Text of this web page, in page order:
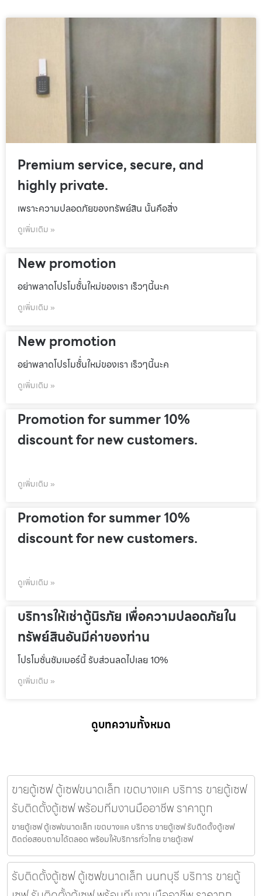
Premium service, secure, and
highly private.
เพราะความปลอดภัยของทรัพย์สิน นั้นคือสิ่ง
ดูเพิ่มเติม »
New promotion
อย่าพลาดโปรโมชั้่นใหม่ของเรา เร็วๆนี้นะค
ดูเพิ่มเติม »
New promotion
อย่าพลาดโปรโมชั้่นใหม่ของเรา เร็วๆนี้นะค
ดูเพิ่มเติม »
Promotion for summer 10%
discount for new customers.
ดูเพิ่มเติม »
Promotion for summer 10%
discount for new customers.
ดูเพิ่มเติม »
บริการให้เช่าตู้นิรภัย เพื่อความปลอดภัยใน
ทรัพย์สินอันมีค่าของท่าน
โปรโมชั่นชัมเมอร์นี้ รับส่วนลดไปเลย 10%
ดูเพิ่มเติม »
ดูบทความทั้งหมด
ขายตู้เซฟ ตู้เซฟขนาดเล็ก เขตบางแค บริการ ขายตู้เซฟ
รับติดตั้งตู้เซฟ พร้อมทีมงานมืออาชีพ ราคาถูก
ขายตู้เซฟ ตู้เซฟขนาดเล็ก เขตบางแค บริการ ขายตู้เซฟ รับติดตั้งตู้เซฟ
ติดต่อสอบถามได้ตลอด พร้อมให้บริการทั่วไทย ขายตู้เซฟ
รับติดตั้งตู้เซฟ ตู้เซฟขนาดเล็ก นนทบุรี บริการ ขายตู้